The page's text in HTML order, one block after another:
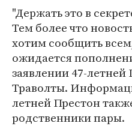
"Держать это в
Тем более что
хотим сообщить
ожидается
заявлении 47-летней
Траволты.
летней Престон
родственники пары.